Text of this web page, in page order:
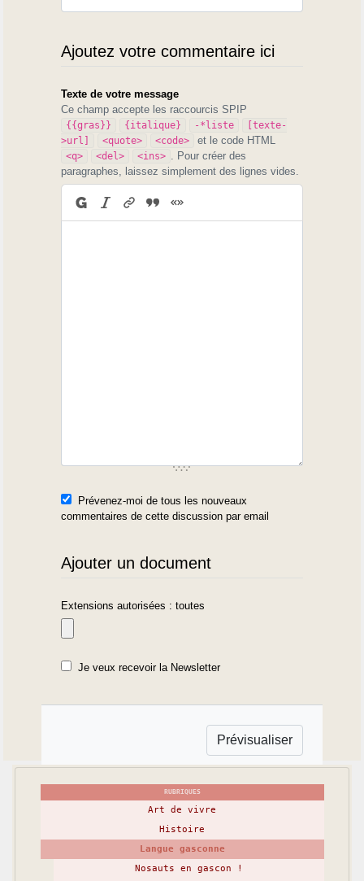
Ajoutez votre commentaire ici
Texte de votre message
Ce champ accepte les raccourcis SPIP
{{gras}} {italique} -*liste
[texte-
>url]
<quote> <code> et le code HTML
<q> <del> <ins>
. Pour créer des
paragraphes, laissez simplement des lignes vides.
Prévenez-moi de tous les nouveaux
commentaires de cette discussion par email
Ajouter un document
Extensions autorisées : toutes
Je veux recevoir la Newsletter
RUBRIQUES
Art de vivre
Histoire
Langue gasconne
Nosauts en gascon !